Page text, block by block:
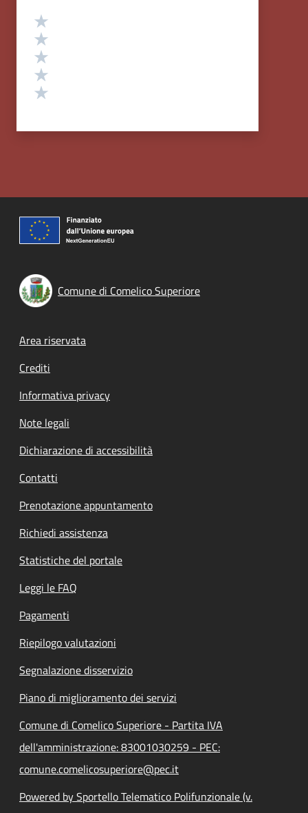
Valutazione
Comune di Comelico Superiore
Footer menu
Area riservata
Crediti
Informativa privacy
Note legali
Dichiarazione di accessibilità
Contatti
Prenotazione appuntamento
Richiedi assistenza
Statistiche del portale
Leggi le FAQ
Pagamenti
Riepilogo valutazioni
Segnalazione disservizio
Piano di miglioramento dei servizi
Comune di Comelico Superiore - Partita IVA
dell'amministrazione: 83001030259 - PEC:
comune.comelicosuperiore@pec.it
Powered by Sportello Telematico Polifunzionale (v.